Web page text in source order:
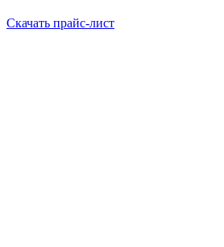
Скачать прайс-лист